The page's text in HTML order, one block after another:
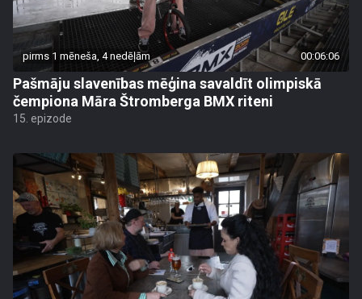
pirms 1 mēneša, 4 nedēļām 00:06:06
Pašmāju slavenības mēģina savaldīt olimpiskā
čempiona Māra Štromberga BMX riteni
15. epizode